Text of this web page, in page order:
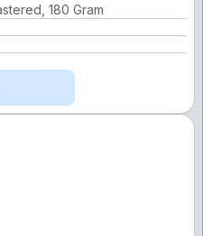
180 Gram